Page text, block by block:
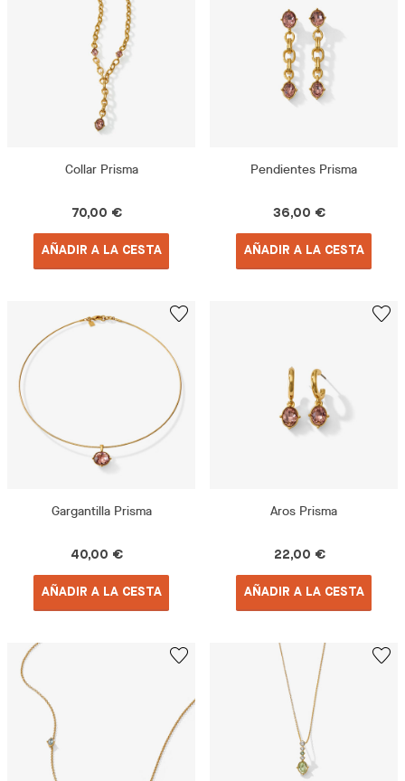
Collar Prisma
70,00 €
AÑADIR A LA CESTA
Pendientes Prisma
36,00 €
AÑADIR A LA CESTA
Gargantilla Prisma
40,00 €
AÑADIR A LA CESTA
Aros Prisma
22,00 €
AÑADIR A LA CESTA